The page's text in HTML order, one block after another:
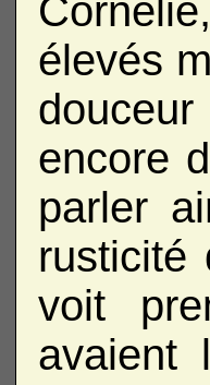
élevés
encore
parler
rusticité
voit
avaient